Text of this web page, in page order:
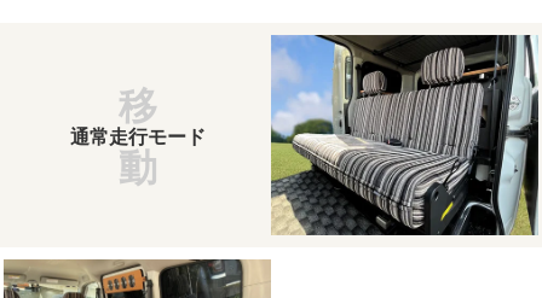
通常走行モード
移
動